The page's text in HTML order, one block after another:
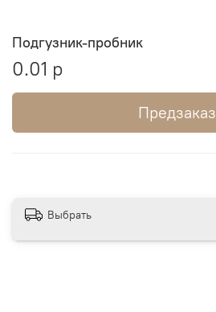
Подгузник-пробник
0.01 р
Предзаказ
Выбрать